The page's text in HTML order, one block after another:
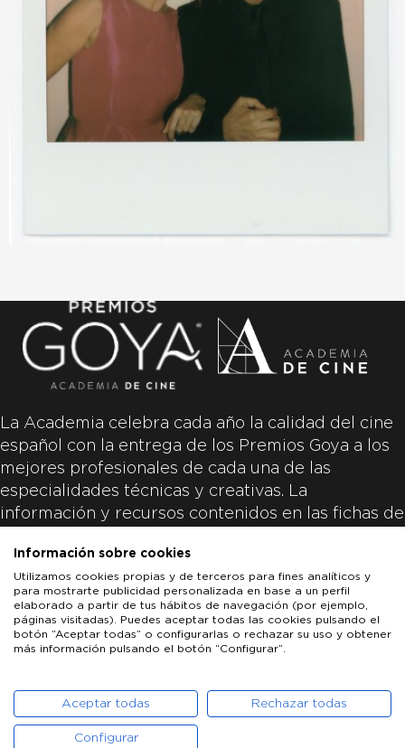
La Academia celebra cada año la calidad del cine
español con la entrega de los Premios Goya a los
mejores profesionales de cada una de las
especialidades técnicas y creativas. La
información y recursos contenidos en las fichas de
productoras de las películas y responsabilidad
única y exclusiva de las mismas.
ACADEMIA DE CINE
PATROCINADORES PRENSA CONTACTO
Información sobre cookies
Utilizamos cookies propias y de terceros para fines analíticos y
para mostrarte publicidad personalizada en base a un perfil
elaborado a partir de tus hábitos de navegación (por ejemplo,
páginas visitadas). Puedes aceptar todas las cookies pulsando el
botón “Aceptar todas” o configurarlas o rechazar su uso y obtener
más información pulsando el botón “Configurar”.
Aceptar todas Rechazar todas
Configurar